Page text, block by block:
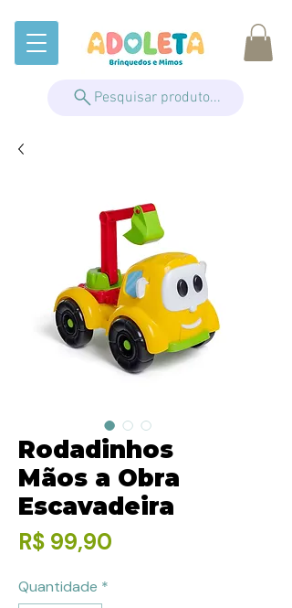
Pesquisar produto...
Rodadinhos
Mãos a Obra
Escavadeira
R$ 99,90
Quantidade *